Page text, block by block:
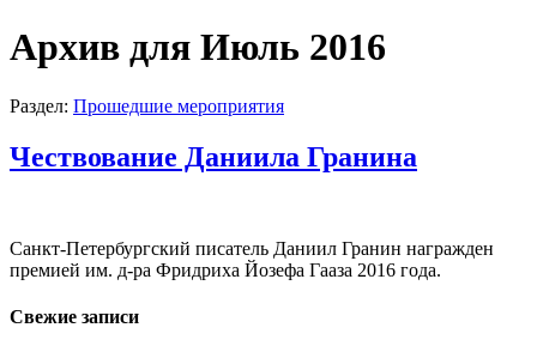
Архив для Июль 2016
Раздел: Прошедшие мероприятия
Чествование Даниила Гранина
Санкт-Петербургский писатель Даниил Гранин награжден
премией им. д-ра Фридриха Йозефа Гааза 2016 года.
Свежие записи